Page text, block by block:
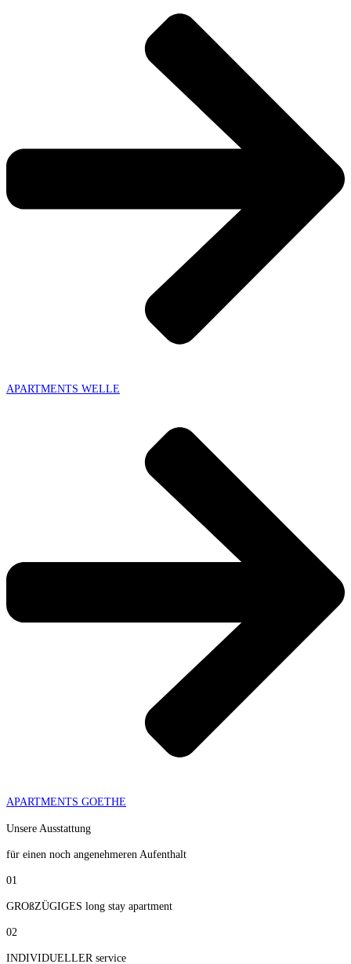
APARTMENTS WELLE
APARTMENTS GOETHE
Unsere Ausstattung
für einen noch angenehmeren Aufenthalt
01
GROßZÜGIGES long stay apartment
02
INDIVIDUELLER service